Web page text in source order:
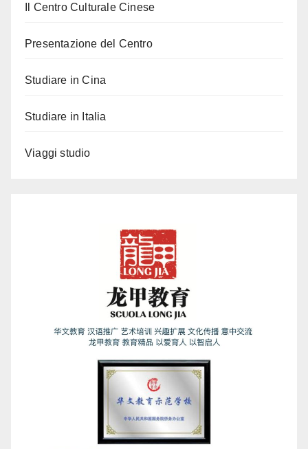
Il Centro Culturale Cinese
Presentazione del Centro
Studiare in Cina
Studiare in Italia
Viaggi studio